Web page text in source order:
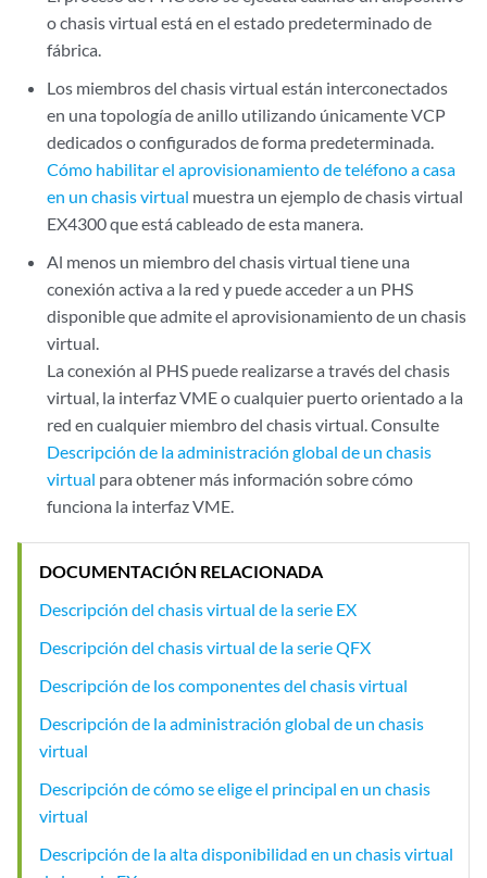
o chasis virtual está en el estado predeterminado de
fábrica.
Los miembros del chasis virtual están interconectados
en una topología de anillo utilizando únicamente VCP
dedicados o configurados de forma predeterminada.
Cómo habilitar el aprovisionamiento de teléfono a casa
en un chasis virtual muestra un ejemplo de chasis virtual
EX4300 que está cableado de esta manera.
Al menos un miembro del chasis virtual tiene una
conexión activa a la red y puede acceder a un PHS
disponible que admite el aprovisionamiento de un chasis
virtual.
La conexión al PHS puede realizarse a través del chasis
virtual, la interfaz VME o cualquier puerto orientado a la
red en cualquier miembro del chasis virtual. Consulte
Descripción de la administración global de un chasis
virtual para obtener más información sobre cómo
funciona la interfaz VME.
DOCUMENTACIÓN RELACIONADA
Descripción del chasis virtual de la serie EX
Descripción del chasis virtual de la serie QFX
Descripción de los componentes del chasis virtual
Descripción de la administración global de un chasis
virtual
Descripción de cómo se elige el principal en un chasis
virtual
Descripción de la alta disponibilidad en un chasis virtual